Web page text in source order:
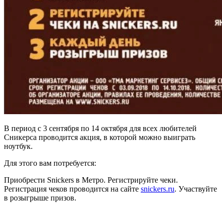
В период с 3 сентября по 14 октября для всех любителей
Сникерса проводится акция, в которой можно выиграть
ноутбук.
Для этого вам потребуется:
Приобрести Snickers в Метро. Регистрируйте чеки.
Регистрация чеков проводится на сайте snickers.ru. Участвуйте
в розыгрыше призов.